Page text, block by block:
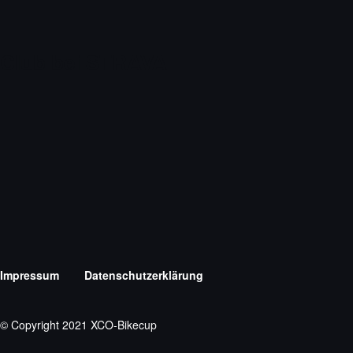
Impressum Datenschutzerklärung
© Copyright 2021 XCO-Bikecup